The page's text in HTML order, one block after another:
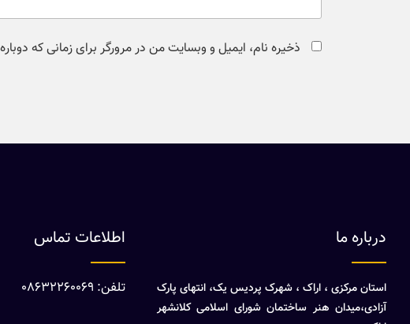
ذخیره نام، ایمیل و وبسایت من در مرورگر برای زمانی که
درباره ما
استان مرکزی ، اراک ، شهرک پردیس یک، انتهای پارک
آزادی،میدان هنر ساختمان شورای اسلامی کلانشهر
اطلاعات تماس
تلفن: 08632260069